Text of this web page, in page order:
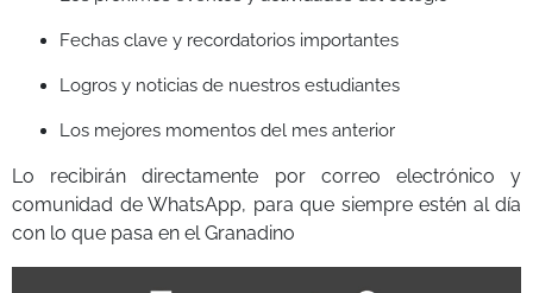
Fechas clave y recordatorios importantes
Logros y noticias de nuestros estudiantes
Los mejores momentos del mes anterior
Lo recibirán directamente por correo electrónico y
comunidad de WhatsApp, para que siempre estén al día
con lo que pasa en el Granadino